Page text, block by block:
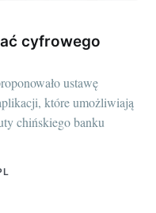
cyfrowego
ustawę
które umożliwiają
chińskiego banku